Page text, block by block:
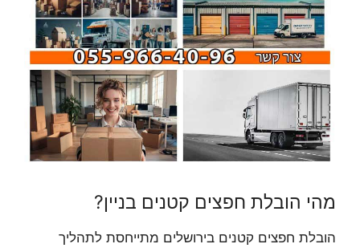
מהי הובלת חפצים קטנים בניין?
הובלת חפצים קטנים בירושלים מתייחסת לתהליך